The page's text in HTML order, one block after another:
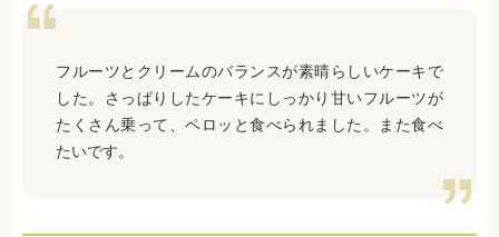
フルーツとクリームのバランスが素晴らしいケーキで
した。さっぱりしたケーキにしっかり甘いフルーツが
たくさん乗って、ペロッと食べられました。また食べ
たいです。